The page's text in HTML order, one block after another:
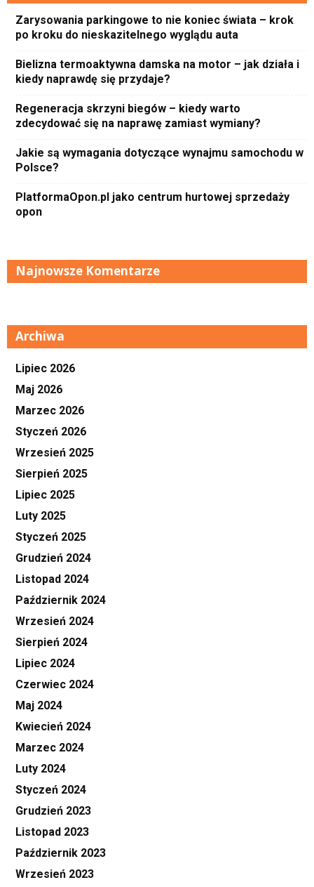
Zarysowania parkingowe to nie koniec świata – krok
po kroku do nieskazitelnego wyglądu auta
Bielizna termoaktywna damska na motor – jak działa i
kiedy naprawdę się przydaje?
Regeneracja skrzyni biegów – kiedy warto
zdecydować się na naprawę zamiast wymiany?
Jakie są wymagania dotyczące wynajmu samochodu w
Polsce?
PlatformaOpon.pl jako centrum hurtowej sprzedaży
opon
Najnowsze Komentarze
Archiwa
Lipiec 2026
Maj 2026
Marzec 2026
Styczeń 2026
Wrzesień 2025
Sierpień 2025
Lipiec 2025
Luty 2025
Styczeń 2025
Grudzień 2024
Listopad 2024
Październik 2024
Wrzesień 2024
Sierpień 2024
Lipiec 2024
Czerwiec 2024
Maj 2024
Kwiecień 2024
Marzec 2024
Luty 2024
Styczeń 2024
Grudzień 2023
Listopad 2023
Październik 2023
Wrzesień 2023